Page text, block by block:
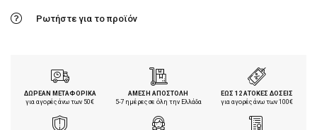
Ρωτήστε για το προϊόν
ΔΩΡΕΑΝ ΜΕΤΑΦΟΡΙΚΑ
για αγορές άνω των 50€
ΑΜΕΣΗ ΑΠΟΣΤΟΛΗ
5-7 ημέρες σε όλη την Ελλάδα
ΕΩΣ 12 ΑΤΟΚΕΣ ΔΟΣΕΙΣ
για αγορές άνω των 100€